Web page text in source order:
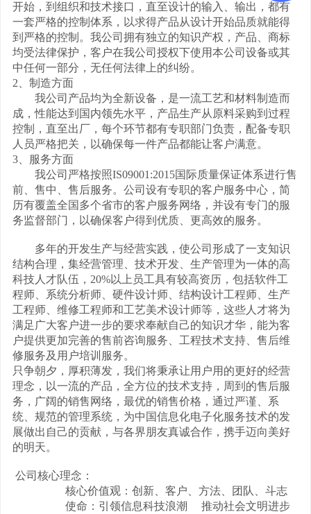
开始，到组织和技术接口，直至设计的输入、输出，都有
一套严格的控制体系，以求得产品从设计开始品质就能得
到严格的控制。我公司拥有独立的知识产权，产品、商标
均受法律保护，客户在我公司授权下使用本公司设备或其
中任何一部分，无任何法律上的纠纷。
2、制造方面
我公司产品均为全新设备，是一流工艺和材料制造而
成，性能达到国内领先水平，产品生产从原料采购到过程
控制，直至出厂，每个环节都有专职部门负责，配备专职
人员严格把关，以确保每一件产品都能让客户满意。
3、服务方面
我公司严格按照IS09001:2015国际质量保证体系进行售
前、售中、售后服务。公司设有专职的客户服务中心，简
历有覆盖全国多个省市的客户服务网络，并设有专门的服
务监督部门，以确保客户得到优质、更高效的服务。
多年的开发生产与经营实践，使公司形成了一支知识
结构合理，集经营管理、技术开发、生产管理为一体的高
科技人才队伍，20%以上员工具有较高资历，包括软件工
程师、系统分析师、硬件设计师、结构设计工程师、生产
工程师、维修工程师和工艺美术设计师等，这些人才将为
满足广大客户进一步的要求奉献自己的知识才华，能为客
户提供更加完善的售前咨询服务、工程技术支持、售后维
修服务及用户培训服务。
只争朝夕，厚积薄发，我们将秉承让用户用的更好的经营
理念，以一流的产品，全方位的技术支持，周到的售后服
务，广阔的销售网络，最优的销售价格，通过严谨、系
统、规范的管理系统，为中国信息化电子化服务技术的发
展做出自己的贡献，与各界朋友真诚合作，携手迈向美好
的明天。
公司核心理念：
核心价值观：创新、客户、方法、团队、斗志
使命：引领信息科技浪潮 推动社会文明进步